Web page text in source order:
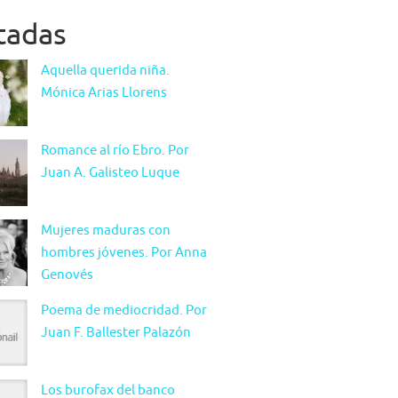
Aquella querida niña.
Mónica Arias Llorens
Romance al río Ebro. Por
Juan A. Galisteo Luque
Mujeres maduras con
hombres jóvenes. Por Anna
Genovés
Poema de mediocridad. Por
Juan F. Ballester Palazón
Los burofax del banco